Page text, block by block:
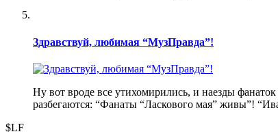
Здравствуй, любимая “МузПравда”!
Ну вот вроде все утихомирились, и наезды
разбегаются: “Фанаты “Ласкового мая” живы”!
$LF